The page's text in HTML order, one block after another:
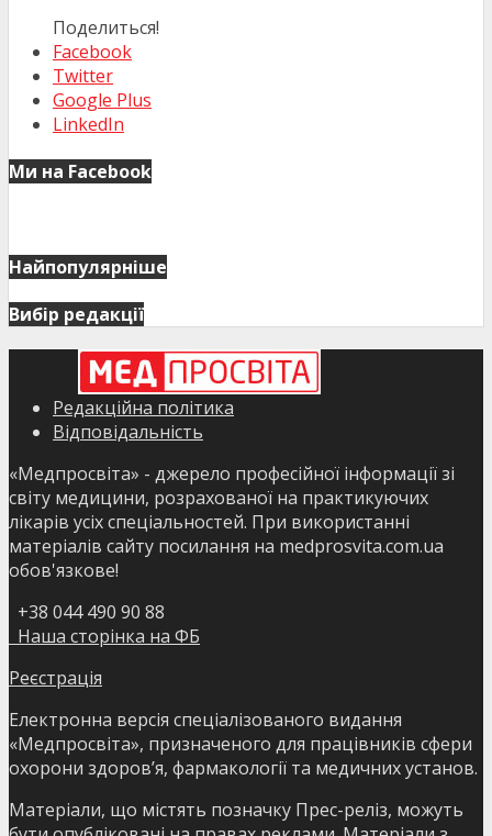
Поделиться!
Facebook
Twitter
Google Plus
LinkedIn
Ми на Facebook
Найпопулярніше
Вибір редакції
Редакційна політика
Відповідальність
«Медпросвіта» - джерело професійної інформації зі
світу медицини, розрахованої на практикуючих
лікарів усіх спеціальностей. При використанні
матеріалів сайту посилання на medprosvita.com.ua
обов'язкове!
+38 044 490 90 88
Наша сторінка на ФБ
Реєстрація
Електронна версія спеціалізованого видання
«Медпросвіта», призначеного для працівників сфери
охорони здоров’я, фармакології та медичних установ.
Матеріали, що містять позначку Прес-реліз, можуть